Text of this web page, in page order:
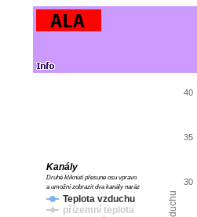
Teplota vzduchu
přízemní teplota
Kanály
Druhé kliknutí přesune osu vpravo
a umožní zobrazit dva kanály naráz
30
35
40